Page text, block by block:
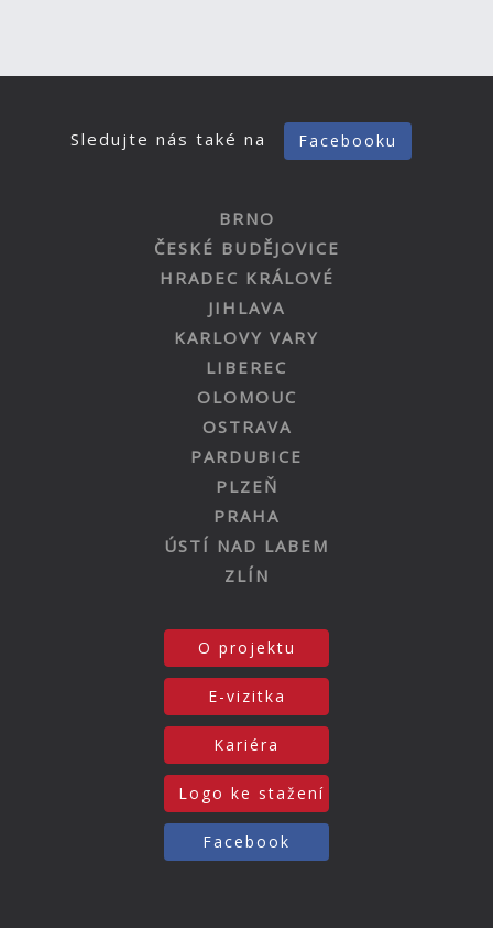
Sledujte nás také na Facebooku
BRNO
ČESKÉ BUDĚJOVICE
HRADEC KRÁLOVÉ
JIHLAVA
KARLOVY VARY
LIBEREC
OLOMOUC
OSTRAVA
PARDUBICE
PLZEŇ
PRAHA
ÚSTÍ NAD LABEM
ZLÍN
O projektu
E-vizitka
Kariéra
Logo ke stažení
Facebook